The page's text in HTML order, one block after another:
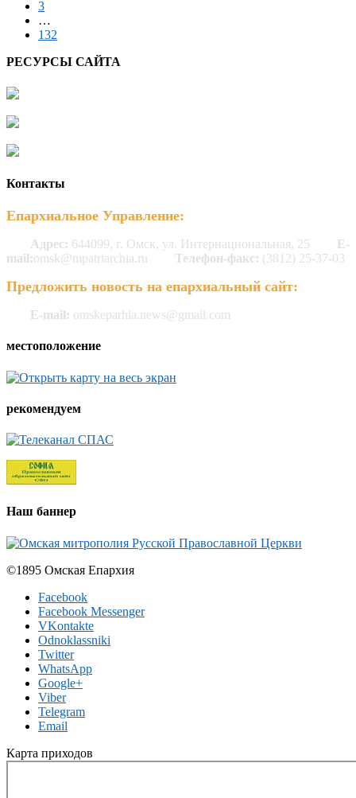
3
…
132
РЕСУРСЫ САЙТА
Контакты
Епархиальное Управление:
Адрес: 644099, г. Омск, ул. Интернациональная, 25
E-
mail:omsk@mpatriarchia.ru Телефон-факс: (3812) 25-37-03
Предложить новость на епархиальный сайт:
E-mail: omskeparhia.news@gmail.com
местоположение
рекомендуем
Наш баннер
©1895 Омская Епархия
Facebook
Facebook Messenger
VKontakte
Odnoklassniki
Twitter
WhatsApp
Google+
Viber
Telegram
Email
Карта приходов